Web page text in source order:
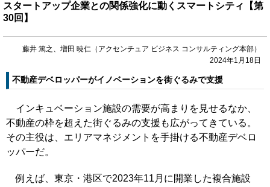
スタートアップ企業との関係強化に動くスマートシティ【第
30回】
藤井 篤之、増田 暁仁（アクセンチュア ビジネス コンサルティング本部）
2024年1月18日
不動産デベロッパーがイノベーションを街ぐるみで支援
インキュベーション施設の需要が高まりを見せるなか、
不動産の枠を超えた街ぐるみの支援も広がってきている。
その主役は、エリアマネジメントを手掛ける不動産デベロ
ッパーだ。
例えば、東京・港区で2023年11月に開業した複合施設